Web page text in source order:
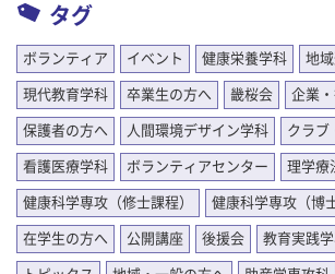
タグ
ボランティア イベント 健康栄養学科 地
現代教育学科 卒業生の方へ 畿桜会 企業
保護者の方へ 人間環境デザイン学科 クラブ
看護医療学科 ボランティアセンター 理学療
健康科学専攻（修士課程） 健康科学専攻（博
在学生の方へ 公開講座 後援会 教育実践学